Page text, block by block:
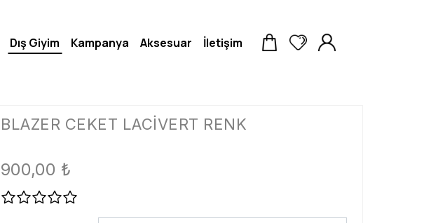
BLAZER CEKET LACİVERT RENK
900,00 ₺
Dış Giyim Kampanya Aksesuar İletişim